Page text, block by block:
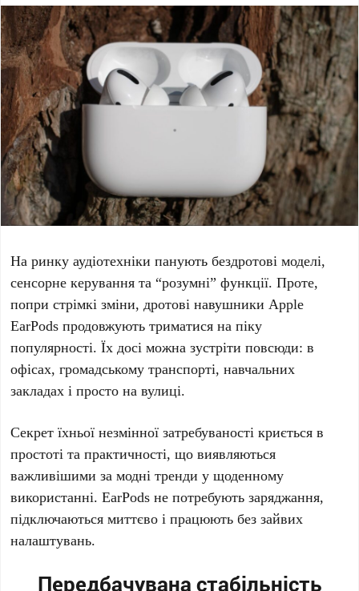
На ринку аудіотехніки панують бездротові моделі,
сенсорне керування та “розумні” функції. Проте,
попри стрімкі зміни, дротові навушникиApple
EarPods продовжують триматися на піку
популярності. Їх досі можна зустріти повсюди: в
офісах, громадському транспорті, навчальних
закладах і просто на вулиці.
Секрет їхньої незмінної затребуваності криється в
простоті та практичності, що виявляються
важливішими за модні тренди у щоденному
використанні.EarPods не потребують заряджання,
підключаються миттєво і працюють без зайвих
налаштувань.
Передбачувана стабільність